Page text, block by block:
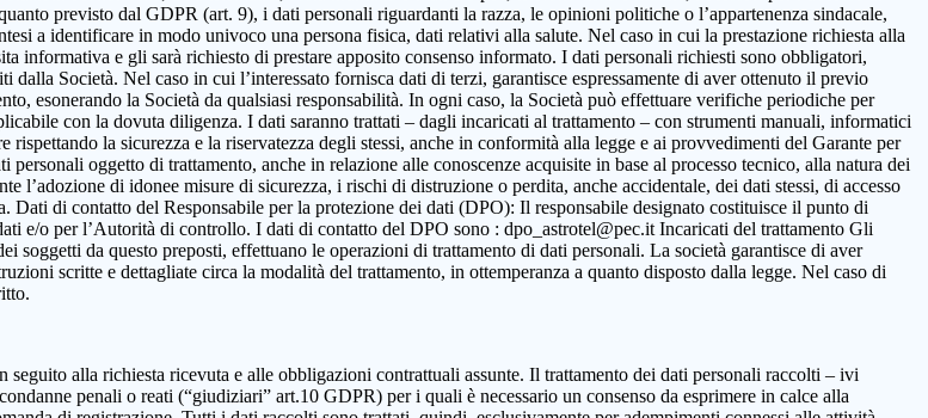
previsto dal GDPR (art. 9), i dati personali riguardanti la razza, le opinioni politiche o l’appartenenza sindacale,
a identificare in modo univoco una persona fisica, dati relativi alla salute. Nel caso in cui la prestazione richiesta alla
informativa e gli sarà richiesto di prestare apposito consenso informato. I dati personali richiesti sono obbligatori,
Società. Nel caso in cui l’interessato fornisca dati di terzi, garantisce espressamente di aver ottenuto il previo
esonerando la Società da qualsiasi responsabilità. In ogni caso, la Società può effettuare verifiche periodiche per
con la dovuta diligenza. I dati saranno trattati – dagli incaricati al trattamento – con strumenti manuali, informatici
la sicurezza e la riservatezza degli stessi, anche in conformità alla legge e ai provvedimenti del Garante per
oggetto di trattamento, anche in relazione alle conoscenze acquisite in base al processo tecnico, alla natura dei
l’adozione di idonee misure di sicurezza, i rischi di distruzione o perdita, anche accidentale, dei dati stessi, di accesso
di contatto del Responsabile per la protezione dei dati (DPO): Il responsabile designato costituisce il punto di
e/o per l’Autorità di controllo. I dati di contatto del DPO sono : dpo_astrotel@pec.it Incaricati del trattamento Gli
soggetti da questo preposti, effettuano le operazioni di trattamento di dati personali. La società garantisce di aver
scritte e dettagliate circa la modalità del trattamento, in ottemperanza a quanto disposto dalla legge. Nel caso di
alla richiesta ricevuta e alle obbligazioni contrattuali assunte. Il trattamento dei dati personali raccolti – ivi
penali o reati (“giudiziari” art.10 GDPR) per i quali è necessario un consenso da esprimere in calce alla